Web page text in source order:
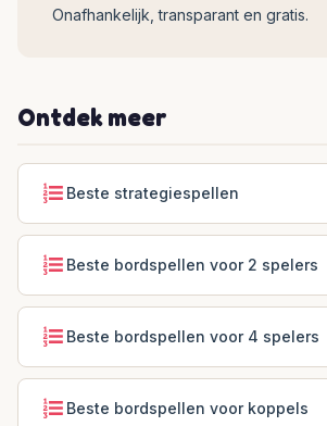
Onafhankelijk, transparant en gratis.
Ontdek meer
Beste strategiespellen
Beste bordspellen voor 2 spelers
Beste bordspellen voor 4 spelers
Beste bordspellen voor koppels